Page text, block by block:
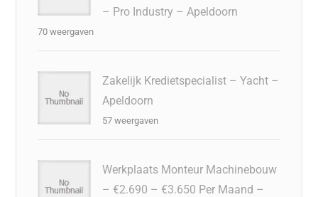
– Pro Industry – Apeldoorn
70 weergaven
Zakelijk Kredietspecialist – Yacht –
Apeldoorn
57 weergaven
Werkplaats Monteur Machinebouw
– €2.690 – €3.650 Per Maand –